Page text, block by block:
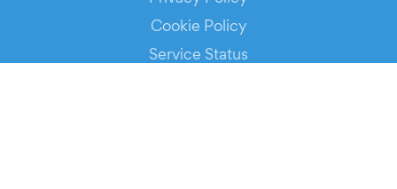
Cookie Policy
Service Status